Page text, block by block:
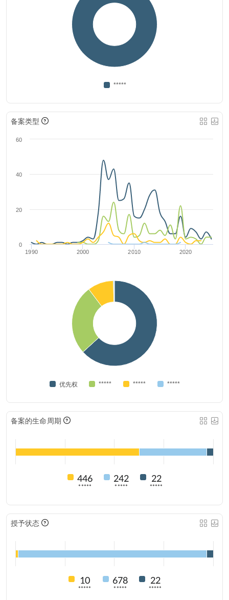
*****
备案类型
1990 2000 2010 2020
0
20
40
60
优先权 ***** ***** *****
备案的生命周期
446
*****
242
*****
22
*****
授予状态
10
*****
678
*****
22
*****